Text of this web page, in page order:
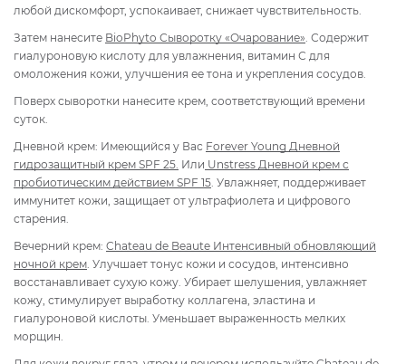
любой дискомфорт, успокаивает, снижает чувствительность.
Затем нанесите BioPhyto Сыворотку «Очарование» . Содержит
гиалуроновую кислоту для увлажнения, витамин С для
омоложения кожи, улучшения ее тона и укрепления сосудов.
Поверх сыворотки нанесите крем, соответствующий времени
суток.
Дневной крем: Имеющийся у Вас Forever Young Дневной
гидрозащитный крем SPF 25. Или Unstress Дневной крем с
пробиотическим действием SPF 15 . Увлажняет, поддерживает
иммунитет кожи, защищает от ультрафиолета и цифрового
старения.
Вечерний крем: Chateau de Beaute Интенсивный обновляющий
ночной крем . Улучшает тонус кожи и сосудов, интенсивно
восстанавливает сухую кожу. Убирает шелушения, увлажняет
кожу, стимулирует выработку коллагена, эластина и
гиалуроновой кислоты. Уменьшает выраженность мелких
морщин.